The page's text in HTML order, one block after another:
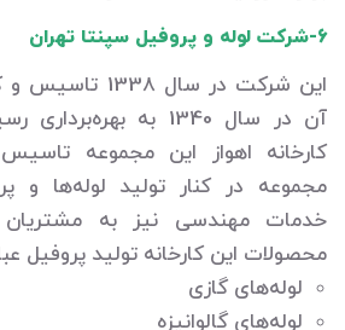
6-شرکت لوله و پروفیل سپنتا تهران
این شرکت در سال
کارخانه اهواز این مجموعه
مجموعه در کنار تولید لوله‌ها و
خدمات مهندسی نیز به مشتریان
محصولات این کارخانه تولید پروفیل
لوله‌های گازی
لوله‌های گالوانیزه